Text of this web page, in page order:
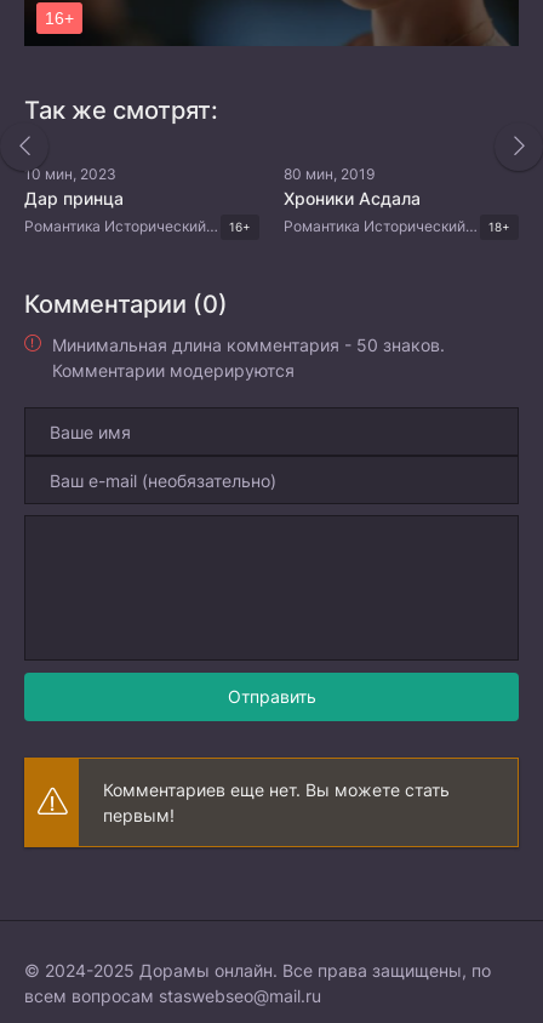
Так же смотрят:
10 мин, 2023
Дар принца
Романтика Исторический Китайские дорамы 16+
80 мин, 2019
Хроники Асдала
Романтика Исторический Фэнтези Корейские дорамы 18+
Комментарии (0)
Минимальная длина комментария - 50 знаков.
Комментарии модерируются
Отправить
Комментариев еще нет. Вы можете стать
первым!
© 2024-2025 Дорамы онлайн. Все права защищены, по
всем вопросам staswebseo@mail.ru